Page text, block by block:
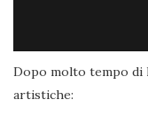
Dopo molto tempo di
artistiche: